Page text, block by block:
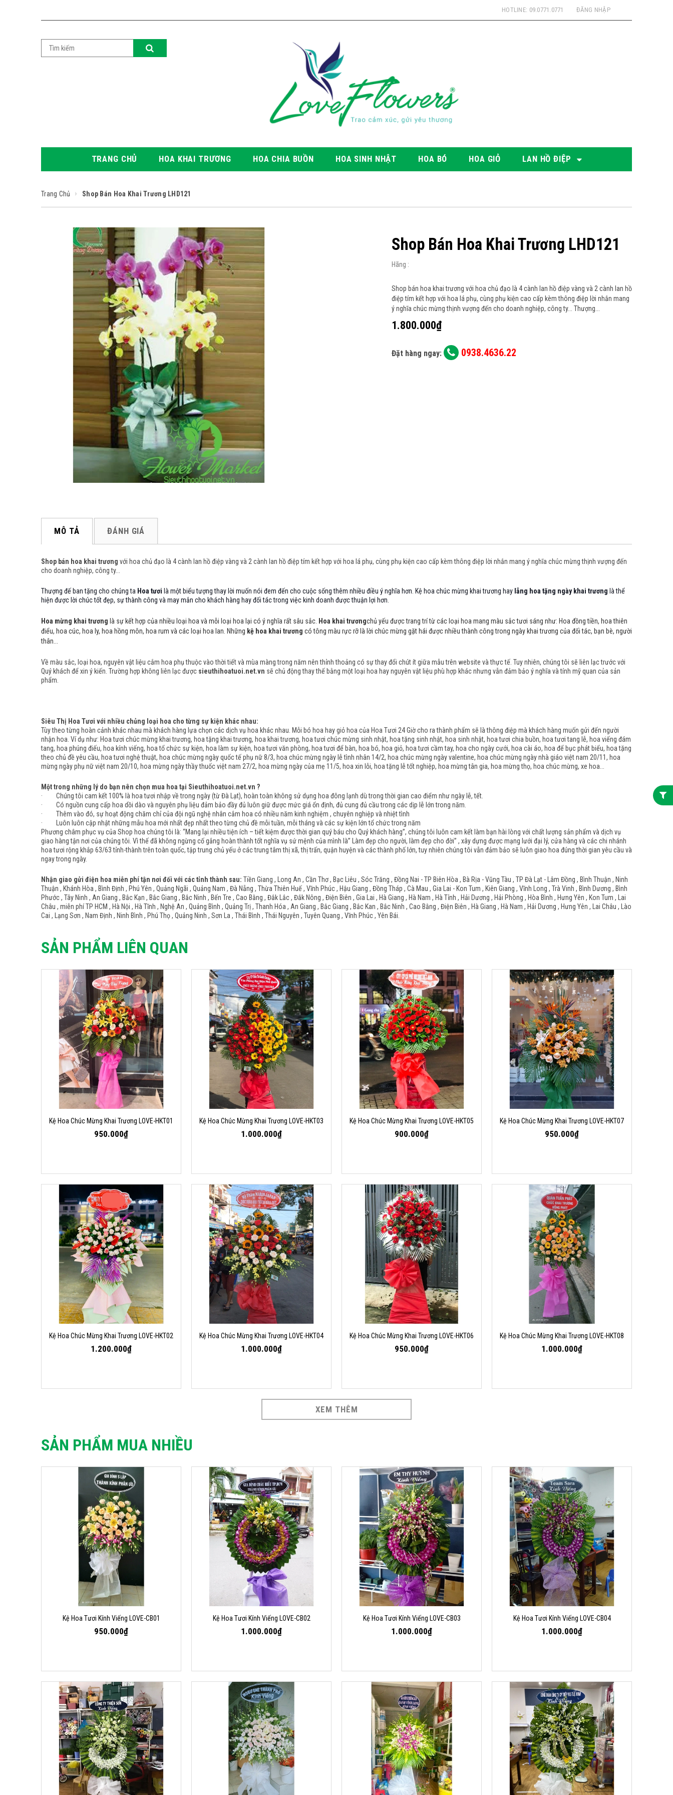
ĐĂNG NHẬP
HOTLINE: 09.0771.0771
TRANG CHỦ HOA KHAI TRƯƠNG HOA CHIA BUỒN HOA SINH NHẬT HOA BÓ HOA GIỎ LAN HỒ ĐIỆP
Trang Chủ Shop Bán Hoa Khai Trương LHD121
Shop Bán Hoa Khai Trương LHD121
Hãng :
Shop bán hoa khai trương với hoa chủ đạo là 4 cành lan hồ điệp vàng và 2 cành lan hồ
điệp tím kết hợp với hoa lá phụ, cùng phụ kiện cao cấp kèm thông điệp lời nhắn mang
ý nghĩa chúc mừng thịnh vượng đến cho doanh nghiệp, công ty... Thượng...
1.800.000₫
Đặt hàng ngay: 0938.4636.22
MÔ TẢ ĐÁNH GIÁ
Shop bán hoa khai trương với hoa chủ đạo là 4 cành lan hồ điệp vàng và 2 cành lan hồ điệp tím kết hợp với hoa lá phụ, cùng phụ kiện cao cấp kèm thông điệp lời nhắn mang ý nghĩa chúc mừng thịnh vượng đến
cho doanh nghiệp, công ty...
Thượng đế ban tặng cho chúng ta Hoa tươi là một biểu tượng thay lời muốn nói đem đến cho cuộc sống thêm nhiều điều ý nghĩa hơn. Kệ hoa chúc mừng khai trương hay lẵng hoa tặng ngày khai trương là thể
hiện được lời chúc tốt đẹp, sự thành công và may mắn cho khách hàng hay đối tác trong việc kinh doanh được thuận lợi hơn.
Hoa mừng khai trương là sự kết hợp của nhiều loại hoa và mỗi loại hoa lại có ý nghĩa rất sâu sắc. Hoa khai trươngchủ yếu được trang trí từ các loại hoa mang màu sắc tươi sáng như: Hoa đồng tiền, hoa thiên
điểu, hoa cúc, hoa ly, hoa hồng môn, hoa rum và các loại hoa lan. Những kệ hoa khai trương có tông màu rực rỡ là lời chúc mừng gặt hái được nhiều thành công trong ngày khai trương của đối tác, bạn bè, người
thân...
Về màu sắc, loại hoa, nguyên vật liệu cắm hoa phụ thuộc vào thời tiết và mùa màng trong năm nên thỉnh thoảng có sự thay đổi chút ít giữa mẫu trên website và thực tế. Tuy nhiên, chúng tôi sẽ liên lạc trước với
Quý khách để xin ý kiến. Trường hợp không liên lạc được sieuthihoatuoi.net.vn sẽ chủ động thay thế bằng một loại hoa hay nguyên vật liệu phù hợp khác nhưng vẫn đảm bảo ý nghĩa và tính mỹ quan của sản
phẩm.
Siêu Thị Hoa Tươi với nhiều chủng loại hoa cho từng sự kiện khác nhau:
Tùy theo từng hoàn cảnh khác nhau mà khách hàng lựa chọn các dịch vụ hoa khác nhau. Mỗi bó hoa hay giỏ hoa của Hoa Tươi 24 Giờ cho ra thành phẩm sẽ là thông điệp mà khách hàng muốn gửi đến người
nhận hoa. Ví dụ như: Hoa tươi chúc mừng khai trương, hoa tặng khai trương, hoa khai trương, hoa tươi chúc mừng sinh nhật, hoa tặng sinh nhật, hoa sinh nhật, hoa tươi chia buồn, hoa tươi tang lễ, hoa viếng đám
tang, hoa phúng điếu, hoa kính viếng, hoa tổ chức sự kiện, hoa làm sự kiện, hoa tươi văn phòng, hoa tươi để bàn, hoa bó, hoa giỏ, hoa tươi cầm tay, hoa cho ngày cưới, hoa cài áo, hoa để bục phát biểu, hoa tặng
theo chủ đề yêu cầu, hoa tươi nghệ thuật, hoa chúc mừng ngày quốc tế phụ nữ 8/3, hoa chúc mừng ngày lễ tình nhân 14/2, hoa chúc mừng ngày valentine, hoa chúc mừng ngày nhà giáo việt nam 20/11, hoa
mừng ngày phụ nữ việt nam 20/10, hoa mừng ngày thầy thuốc việt nam 27/2, hoa mừng ngày của mẹ 11/5, hoa xin lỗi, hoa tặng lễ tốt nghiệp, hoa mừng tân gia, hoa mừng thọ, hoa chúc mừng, xe hoa...
Một trong những lý do bạn nên chọn mua hoa tại Sieuthihoatuoi.net.vn ?
· Chúng tôi cam kết 100% là hoa tươi nhập về trong ngày (từ Đà Lạt), hoàn toàn không sử dụng hoa đông lạnh dù trong thời gian cao điểm như ngày lễ, tết.
· Có nguồn cung cấp hoa dồi dào và nguyên phụ liệu đảm bảo đầy đủ luôn giữ được mức giá ổn định, đủ cung đủ cầu trong các dịp lễ lớn trong năm.
· Thêm vào đó, sự hoạt động chăm chỉ của đội ngũ nghệ nhân cắm hoa có nhiều năm kinh nghiệm , chuyên nghiệp và nhiệt tình
· Luôn luôn cập nhật những mẫu hoa mới nhất đẹp nhất theo từng chủ đề mỗi tuần, mỗi tháng và các sự kiện lớn tổ chức trong năm
Phương châm phục vụ của Shop hoa chúng tôi là: “Mang lại nhiều tiện ích – tiết kiệm được thời gian quý báu cho Quý khách hàng”, chúng tôi luôn cam kết làm bạn hài lòng với chất lượng sản phẩm và dịch vụ
giao hàng tận nơi của chúng tôi. Vì thế đã không ngừng cố gắng hoàn thành tốt nghĩa vụ sứ mệnh của mình là” Làm đẹp cho người, làm đẹp cho đời” , xây dựng được mạng lưới đại lý, cửa hàng và các chi nhánh
hoa tươi rộng khắp 63/63 tỉnh-thành trên toàn quốc, tập trung chủ yếu ở các trung tâm thị xã, thị trấn, quận huyện và các thành phố lớn, tuy nhiên chúng tôi vẫn đảm bảo sẽ luôn giao hoa đúng thời gian yêu cầu và
ngay trong ngày.
Nhận giao gửi điện hoa miễn phí tận nơi đối với các tỉnh thành sau: Tiền Giang , Long An , Cần Thơ , Bạc Liêu , Sóc Trăng , Đồng Nai - TP Biên Hòa , Bà Rịa - Vũng Tàu , TP Đà Lạt - Lâm Đồng , Bình Thuận , Ninh
Thuận , Khánh Hòa , Bình Định , Phú Yên , Quảng Ngãi , Quảng Nam , Đà Nẵng , Thừa Thiên Huế , Vĩnh Phúc , Hậu Giang , Đồng Tháp , Cà Mau , Gia Lai - Kon Tum , Kiên Giang , Vĩnh Long , Trà Vinh , Bình Dương , Bình
Phước , Tây Ninh , An Giang , Bắc Kạn , Bắc Giang , Bắc Ninh , Bến Tre , Cao Bằng , Đắk Lắc , Đắk Nông , Điện Biên , Gia Lai , Hà Giang , Hà Nam , Hà Tỉnh , Hải Dương , Hải Phòng , Hòa Bình , Hưng Yên , Kon Tum , Lai
Châu , miễn phí TP HCM , Hà Nội , Hà Tĩnh , Nghệ An , Quảng Bình , Quảng Trị , Thanh Hóa , An Giang , Bắc Giang , Bắc Kan , Bắc Ninh , Cao Bằng , Điện Biên , Hà Giang , Hà Nam , Hải Dương , Hưng Yên , Lai Châu , Lào
Cai , Lạng Sơn , Nam Định , Ninh Bình , Phú Thọ , Quảng Ninh , Sơn La , Thái Bình , Thái Nguyên , Tuyên Quang , Vĩnh Phúc , Yên Bái.
SẢN PHẨM LIÊN QUAN
Kệ Hoa Chúc Mừng Khai Trương LOVE-HKT01
950.000₫
Kệ Hoa Chúc Mừng Khai Trương LOVE-HKT02
1.200.000₫
Kệ Hoa Chúc Mừng Khai Trương LOVE-HKT03
1.000.000₫
Kệ Hoa Chúc Mừng Khai Trương LOVE-HKT04
1.000.000₫
Kệ Hoa Chúc Mừng Khai Trương LOVE-HKT05
900.000₫
Kệ Hoa Chúc Mừng Khai Trương LOVE-HKT06
950.000₫
Kệ Hoa Chúc Mừng Khai Trương LOVE-HKT07
950.000₫
Kệ Hoa Chúc Mừng Khai Trương LOVE-HKT08
1.000.000₫
XEM THÊM
SẢN PHẨM MUA NHIỀU
Kệ Hoa Tươi Kính Viếng LOVE-CB01
950.000₫
Kệ Hoa Tươi Kính Viếng LOVE-CB02
1.000.000₫
Kệ Hoa Tươi Kính Viếng LOVE-CB03
1.000.000₫
Kệ Hoa Tươi Kính Viếng LOVE-CB04
1.000.000₫